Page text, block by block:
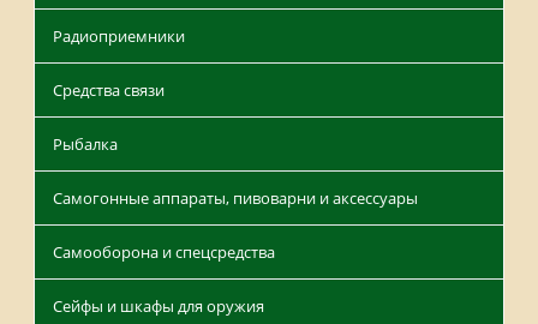
Радиоприемники
Средства связи
Рыбалка
Самогонные аппараты, пивоварни и аксессуары
Самооборона и спецсредства
Сейфы и шкафы для оружия